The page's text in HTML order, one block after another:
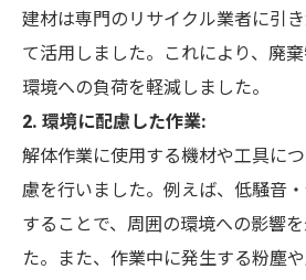
建材は専門のリサイクル業者に引
て活用しました。これにより、廃棄
環境への負荷を軽減しました。
2. 環境に配慮した作業:
解体作業に使用する機材や工具に
慮を行いました。例えば、低騒音
することで、周囲の環境への影響
た。また、作業中に発生する粉塵